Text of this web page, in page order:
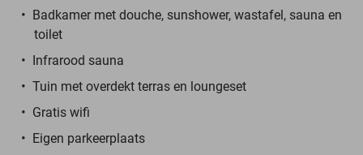
Badkamer met douche, sunshower, wastafel, sauna en
toilet
Infrarood sauna
Tuin met overdekt terras en loungeset
Gratis wifi
Eigen parkeerplaats